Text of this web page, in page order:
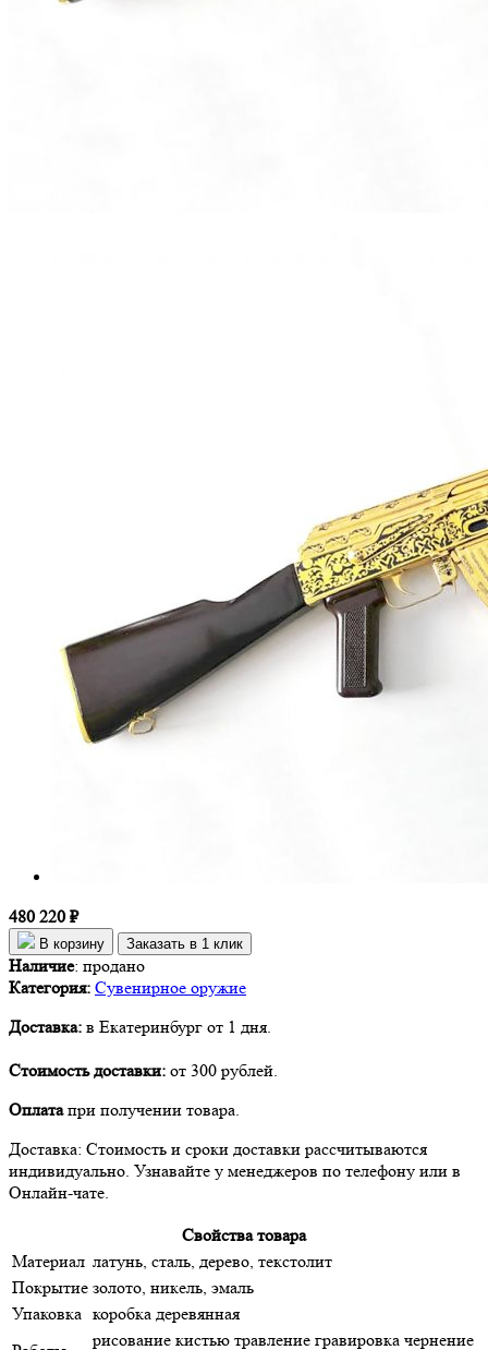
480 220 ₽
В корзину Заказать в 1 клик
Наличие: продано
Категория: Сувенирное оружие
Доставка: в Екатеринбург от 1 дня.
Стоимость доставки: от 300 рублей.
Оплатапри получении товара.
Доставка: Стоимость и сроки доставки рассчитываются
индивидуально. Узнавайте у менеджеров по телефону или в
Онлайн-чате.
Свойства товара
Материал латунь, сталь, дерево, текстолит
Покрытие золото, никель, эмаль
Упаковка коробка деревянная
рисование кистью травление гравировка чернение